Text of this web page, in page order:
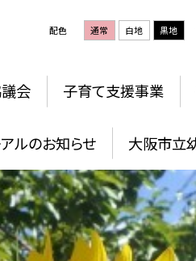
配色 通常 白地 黒地
会 子育て支援事業
ルのお知らせ 大阪市立